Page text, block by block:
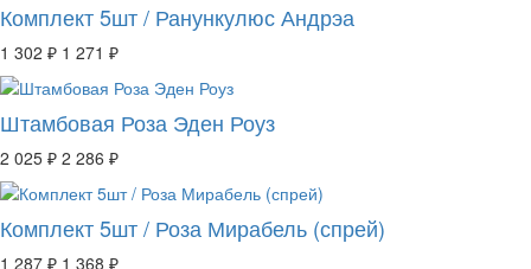
Комплект 5шт / Ранункулюс Андрэа
1 302 ₽ 1 271 ₽
Штамбовая Роза Эден Роуз
2 025 ₽ 2 286 ₽
Комплект 5шт / Роза Мирабель (спрей)
1 287 ₽ 1 368 ₽